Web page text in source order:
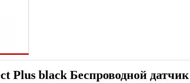
Plus black Беспроводной